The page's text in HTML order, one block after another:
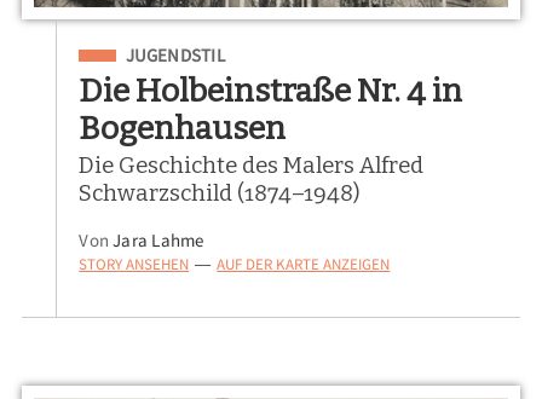
Eingeordnet unter
JUGENDSTIL
Die Holbeinstraße Nr. 4 in
Bogenhausen
Die Geschichte des Malers Alfred
Schwarzschild (1874–1948)
VonJara Lahme
STORY ANSEHEN — AUF DER KARTE ANZEIGEN